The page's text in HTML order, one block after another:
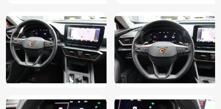
Stuurwiel multifunctioneel
Vermoeidheids herkenning
Volledige dealeronderhoudshistorie beschikbaar
Zij airbag(s) achter
Zij airbag(s) voor